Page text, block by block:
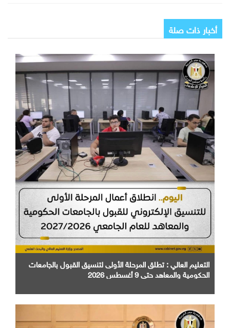
أخبار ذات صلة
التعليم العالي : تطلق المرحلة الأولى لتنسيق القبول بالجامعات
الحكومية والمعاهد حتى 9 أغسطس 2026